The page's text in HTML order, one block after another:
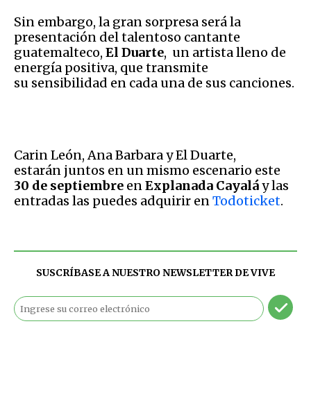
Sin embargo, la gran sorpresa será la
presentación del talentoso cantante
guatemalteco, El Duarte, un artista lleno de
energía positiva, que transmite
su sensibilidad en cada una de sus canciones.
Carin León, Ana Barbara y El Duarte,
estarán juntos en un mismo escenario este
30 de septiembre enExplanada Cayaláy las
entradas las puedes adquirir enTodoticket.
SUSCRÍBASE A NUESTRO NEWSLETTER DEVIVE